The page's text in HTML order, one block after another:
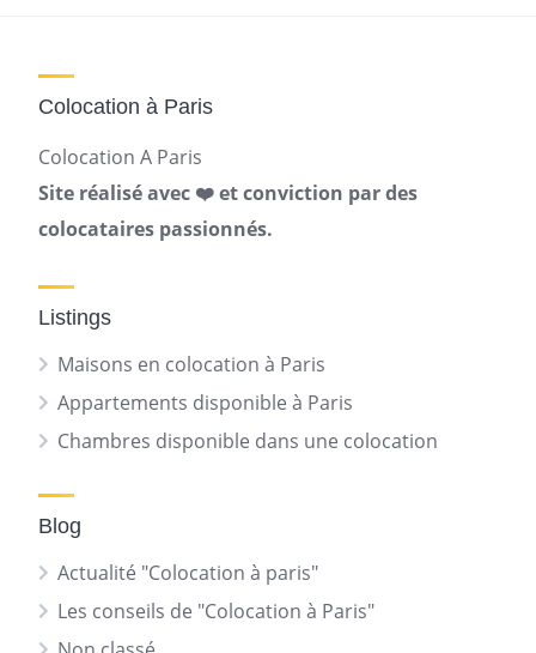
Colocation à Paris
Colocation A Paris
Site réalisé avec ❤️ et conviction par des
colocataires passionnés.
Listings
Maisons en colocation à Paris
Appartements disponible à Paris
Chambres disponible dans une colocation
Blog
Actualité "Colocation à paris"
Les conseils de "Colocation à Paris"